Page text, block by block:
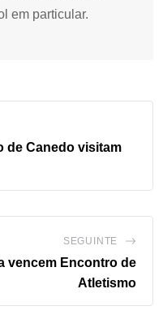
em particular.
de Canedo visitam
SEGUINTE
vencem Encontro de
Atletismo